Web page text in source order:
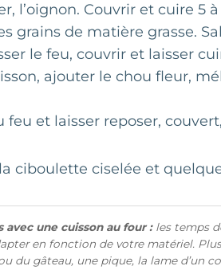
l’oignon. Couvrir et cuire 5
grains de matière grasse.
le feu, couvrir et laisser
ajouter le chou fleur,
et laisser reposer,
ciboulette ciselée et
une cuisson au four :les temps
en fonction de votre matériel.
du gâteau, une pique, la lame d’un